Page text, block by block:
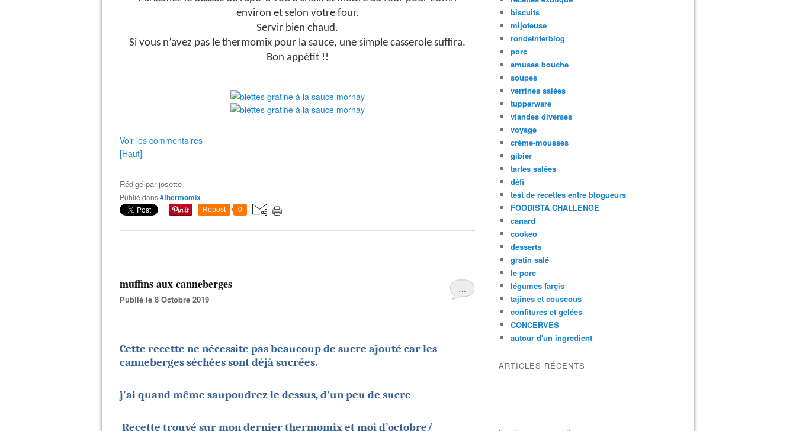
environ et selon votre four.
Servir bien chaud.
Si vous n’avez pas le thermomix pour la sauce, une simple casserole suffira.
Bon appétit !!
Voir les commentaires
[Haut]
Rédigé parjosette
Publié dans#thermomix
Repost 0
…
muffins aux canneberges
Publié le 8 Octobre 2019
Cette recette ne nécessite pas beaucoup de sucre ajouté car les
canneberges séchées sont déjà sucrées.
j'ai quand même saupoudrez le dessus, d'un peu de sucre
Recette trouvé sur mon dernier thermomix et moi d’octobre/
biscuits
mijoteuse
rondeinterblog
porc
amuses bouche
soupes
verrines salées
tupperware
viandes diverses
voyage
crème-mousses
gibier
tartes salées
défi
test de recettes entre blogueurs
FOODISTA CHALLENGE
canard
cookeo
desserts
gratin salé
le porc
légumes farçis
tajines et couscous
confitures et gelées
CONCERVES
autour d'un ingredient
ARTICLES RÉCENTS